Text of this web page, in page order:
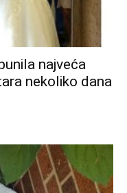
najveća
nekoliko dana